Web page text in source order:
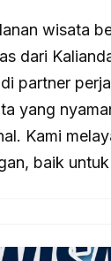
wisata
dari
partner
yang
Kami
baik